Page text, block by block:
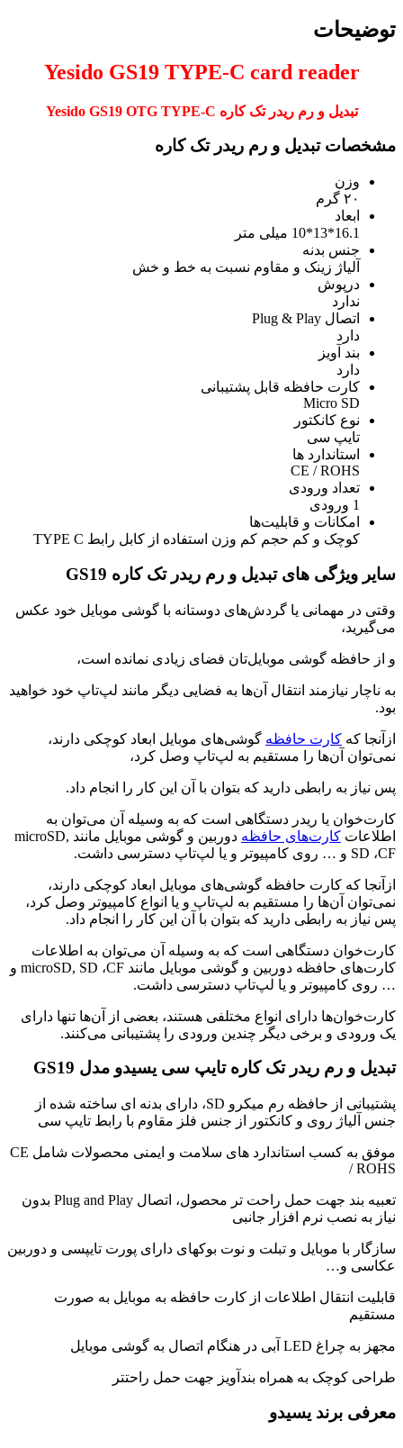
توضیحات
Yesido GS19 TYPE-C card reader
تبدیل و رم ریدر تک کاره Yesido GS19 OTG TYPE-C
مشخصات تبدیل و رم ریدر تک کاره
وزن
۲۰ گرم
ابعاد
16.1*13*10 میلی متر
جنس بدنه
آلیاژ زینک و مقاوم نسبت به خط و خش
درپوش
ندارد
اتصال Plug & Play
دارد
بند آویز
دارد
کارت حافظه قابل پشتیبانی
Micro SD
نوع کانکتور
تایپ سی
استاندارد ها
CE / ROHS
تعداد ورودی
1 ورودی
امکانات و قابلیت‌ها
کوچک و کم حجم کم وزن استفاده از کابل رابط TYPE C
سایر ویژگی های تبدیل و رم ریدر تک کاره GS19
وقتی در مهمانی یا گردش‌های دوستانه با گوشی موبایل خود عکس
می‌گیرید،
و از حافظه گوشی موبایل‌تان فضای زیادی نمانده است،
به ناچار نیازمند انتقال آن‌ها به فضایی دیگر مانند لپ‌تاپ خود خواهید
بود.
ازآنجا که کارت حافظه گوشی‌های موبایل ابعاد کوچکی دارند،
نمی‌توان آن‌ها را مستقیم به لپ‌تاپ وصل کرد،
پس نیاز به رابطی دارید که بتوان با آن این کار را انجام داد.
کارت‌خوان یا ریدر دستگاهی است که به وسیله آن می‌توان به
اطلاعات کارت‌های حافظه
دوربین و گوشی موبایل مانند microSD,
SD ،CF و … روی کامپیوتر و یا لپ‌تاپ دسترسی داشت.
ازآنجا که کارت حافظه گوشی‌های موبایل ابعاد کوچکی دارند،
نمی‌توان آن‌ها را مستقیم به لپ‌تاپ و یا انواع کامپیوتر وصل کرد،
پس نیاز به رابطی دارید که بتوان با آن این کار را انجام داد.
کارت‌خوان دستگاهی است که به وسیله آن می‌توان به اطلاعات
کارت‌های حافظه دوربین و گوشی موبایل مانند microSD, SD ،CF و
… روی کامپیوتر و یا لپ‌تاپ دسترسی داشت.
کارت‌خوان‌ها دارای انواع مختلفی هستند، بعضی از آن‌ها تنها دارای
یک ورودی و برخی دیگر چندین ورودی را پشتیبانی می‌کنند.
تبدیل و رم ریدر تک کاره تایپ سی یسیدو مدل GS19
پشتیبانی از حافظه رم میکرو SD، دارای بدنه ای ساخته شده از
جنس آلیاژ روی و کانکتور از جنس فلز مقاوم با رابط تایپ سی
موفق به کسب استاندارد های سلامت و ایمنی محصولات شامل CE
/ ROHS
تعبیه بند جهت حمل راحت تر محصول، اتصال Plug and Play بدون
نیاز به نصب نرم افزار جانبی
سازگار با موبایل و تبلت و نوت بوکهای دارای پورت تایپسی و دوربین
عکاسی و…
قابلیت انتقال اطلاعات از کارت حافظه به موبایل به صورت
مستقیم
مجهز به چراغ LED آبی در هنگام اتصال به گوشی موبایل
طراحی کوچک به همراه بندآویز جهت حمل راحتتر
معرفی برند یسیدو